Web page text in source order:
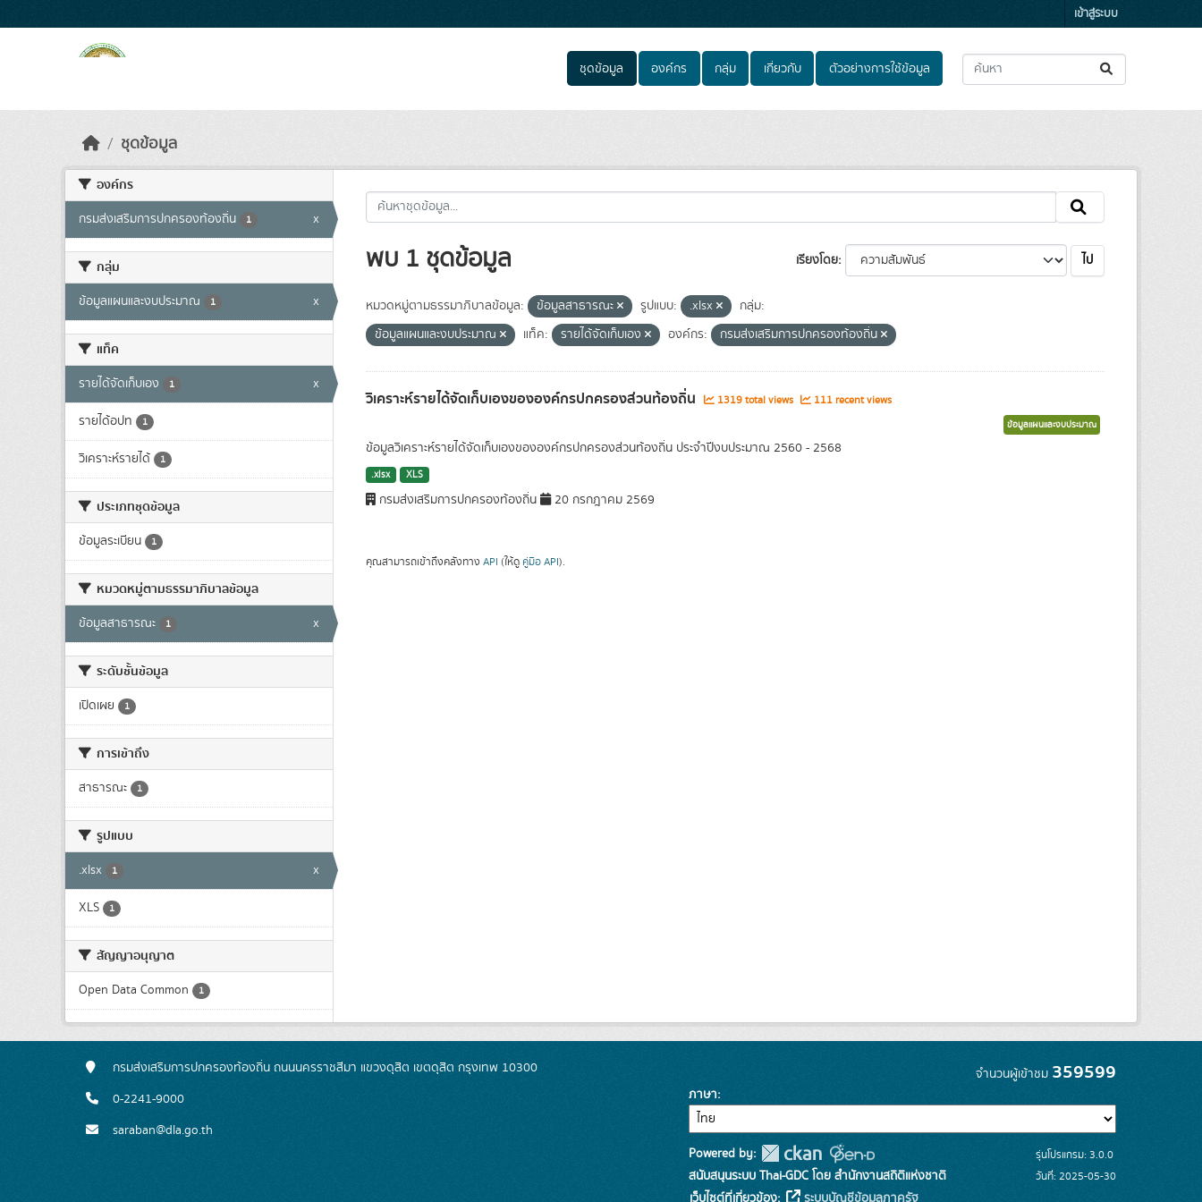
เข้าสู่ระบบ
ชุดข้อมูล องค์กร กลุ่ม เกี่ยวกับ ตัวอย่างการใช้ข้อมูล
ชุดข้อมูล
องค์กร
กรมส่งเสริมการปกครองท้องถิ่น 1 x
กลุ่ม
ข้อมูลแผนและงบประมาณ 1 x
แท็ค
รายได้จัดเก็บเอง 1 x
รายได้อปท 1
วิเคราะห์รายได้ 1
ประเภทชุดข้อมูล
ข้อมูลระเบียน 1
หมวดหมู่ตามธรรมาภิบาลข้อมูล
ข้อมูลสาธารณะ 1 x
ระดับชั้นข้อมูล
เปิดเผย 1
การเข้าถึง
สาธารณะ 1
รูปแบบ
.xlsx 1 x
XLS 1
สัญญาอนุญาต
Open Data Common 1
เรียงโดย ไป
พบ 1 ชุดข้อมูล
หมวดหมู่ตามธรรมาภิบาลข้อมูล: ข้อมูลสาธารณะ รูปแบบ: .xlsx
กลุ่ม:
ข้อมูลแผนและงบประมาณ
แท็ค: รายได้จัดเก็บเอง องค์กร: กรมส่งเสริมการปกครองท้องถิ่น
วิเคราะห์รายได้จัดเก็บเองขององค์กรปกครองส่วนท้องถิ่น 1319 total views 111 recent views
ข้อมูลแผนและงบประมาณ
ข้อมูลวิเคราะห์รายได้จัดเก็บเองขององค์กรปกครองส่วนท้องถิ่น ประจำปีงบประมาณ 2560 - 2568
.xlsx XLS
กรมส่งเสริมการปกครองท้องถิ่น 20 กรกฎาคม 2569
คุณสามารถเข้าถึงคลังทาง API (ให้ดู คู่มือ API).
กรมส่งเสริมการปกครองท้องถิ่น ถนนนครราชสีมา แขวงดุสิต เขตดุสิต กรุงเทพ 10300
0-2241-9000
saraban@dla.go.th
จำนวนผู้เข้าชม 359599
ภาษา
Powered by:
สนับสนุนระบบ Thai-GDC โดย สำนักงานสถิติแห่งชาติ
เว็บไซต์ที่เกี่ยวข้อง:
ระบบบัญชีข้อมูลภาครัฐ
รุ่นโปรแกรม: 3.0.0
วันที่: 2025-05-30